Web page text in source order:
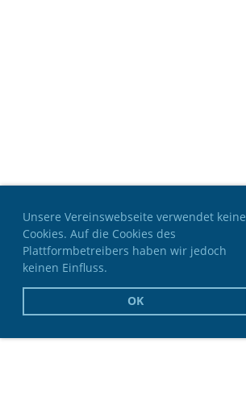
Unsere Vereinswebseite verwendet keine
Cookies. Auf die Cookies des
Plattformbetreibers haben wir jedoch
keinen Einfluss.
OK